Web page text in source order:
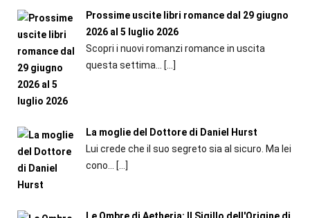
Prossime uscite libri romance dal 29 giugno
2026 al 5 luglio 2026
Scopri i nuovi romanzi romance in uscita
questa settima...
[…]
La moglie del Dottore di Daniel Hurst
Lui crede che il suo segreto sia al sicuro. Ma lei
cono...
[…]
Le Ombre di Aetheria: Il Sigillo dell'Origine di